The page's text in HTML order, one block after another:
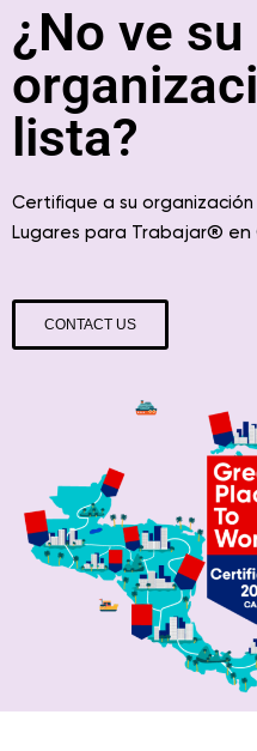
¿No ve su
lista?
Certifique a su
Lugares para Trabajar® en
CONTACT US